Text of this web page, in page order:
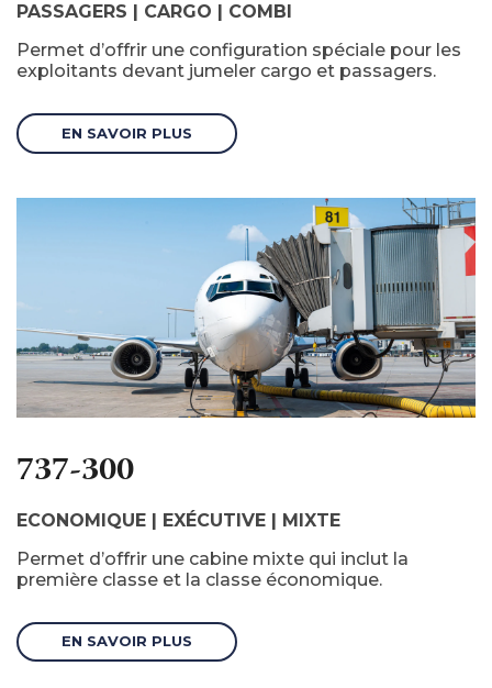
PASSAGERS | CARGO | COMBI
Permet d’offrir une configuration spéciale pour les
exploitants devant jumeler cargo et passagers.
EN SAVOIR PLUS
737-300
ECONOMIQUE | EXÉCUTIVE | MIXTE
Permet d’offrir une cabine mixte qui inclut la
première classe et la classe économique.
EN SAVOIR PLUS